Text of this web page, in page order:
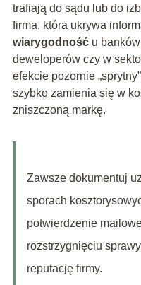
trafiają do sądu lub do
firma, która ukrywa
wiarygodnośću banków
deweloperów czy w
efekcie pozornie
szybko zamienia się w
zniszczoną markę.
Zawsze dokumentuj
sporach
potwierdzenie
rozstrzygnięciu
reputację firmy.